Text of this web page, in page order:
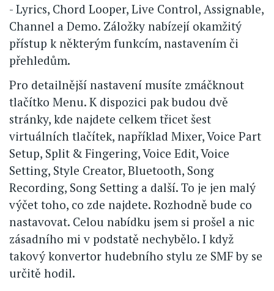
- Lyrics, Chord Looper, Live Control, Assignable,
Channel a Demo. Záložky nabízejí okamžitý
přístup k některým funkcím, nastavením či
přehledům.
Pro detailnější nastavení musíte zmáčknout
tlačítko Menu. K dispozici pak budou dvě
stránky, kde najdete celkem třicet šest
virtuálních tlačítek, například Mixer, Voice Part
Setup, Split & Fingering, Voice Edit, Voice
Setting, Style Creator, Bluetooth, Song
Recording, Song Setting a další. To je jen malý
výčet toho, co zde najdete. Rozhodně bude co
nastavovat. Celou nabídku jsem si prošel a nic
zásadního mi v podstatě nechybělo. I když
takový konvertor hudebního stylu ze SMF by se
určitě hodil.